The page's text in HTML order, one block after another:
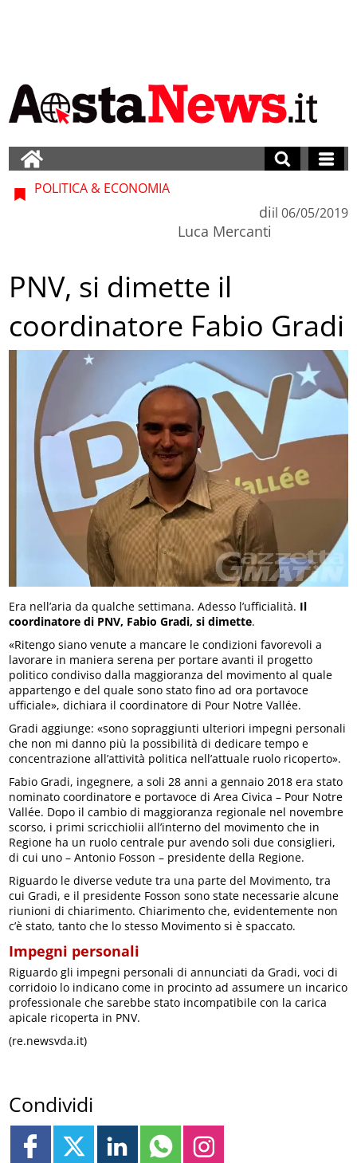
POLITICA & ECONOMIA
di
Luca Mercanti
il 06/05/2019
PNV, si dimette il
coordinatore Fabio Gradi
Era nell’aria da qualche settimana. Adesso l’ufficialità. Il
coordinatore di PNV, Fabio Gradi, si dimette.
«Ritengo siano venute a mancare le condizioni favorevoli a
lavorare in maniera serena per portare avanti il progetto
politico condiviso dalla maggioranza del movimento al quale
appartengo e del quale sono stato fino ad ora portavoce
ufficiale», dichiara il coordinatore di Pour Notre Vallée.
Gradi aggiunge: «sono sopraggiunti ulteriori impegni personali
che non mi danno più la possibilità di dedicare tempo e
concentrazione all’attività politica nell’attuale ruolo ricoperto».
Fabio Gradi, ingegnere, a soli 28 anni a gennaio 2018 era stato
nominato coordinatore e portavoce di Area Civica – Pour Notre
Vallée. Dopo il cambio di maggioranza regionale nel novembre
scorso, i primi scricchiolii all’interno del movimento che in
Regione ha un ruolo centrale pur avendo soli due consiglieri,
di cui uno – Antonio Fosson – presidente della Regione.
Riguardo le diverse vedute tra una parte del Movimento, tra
cui Gradi, e il presidente Fosson sono state necessarie alcune
riunioni di chiarimento. Chiarimento che, evidentemente non
c’è stato, tanto che lo stesso Movimento si è spaccato.
Impegni personali
Riguardo gli impegni personali di annunciati da Gradi, voci di
corridoio lo indicano come in procinto ad assumere un incarico
professionale che sarebbe stato incompatibile con la carica
apicale ricoperta in PNV.
(re.newsvda.it)
Condividi